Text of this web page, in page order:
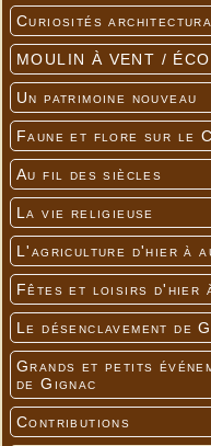
Curiosités
MOULIN À VENT /
Un patrimoine nouveau
Faune et flore sur le
Au fil des siècles
La vie religieuse
L'agriculture d'hier à
Fêtes et loisirs d'hier
Le désenclavement de
Grands et petits
de Gignac
Contributions